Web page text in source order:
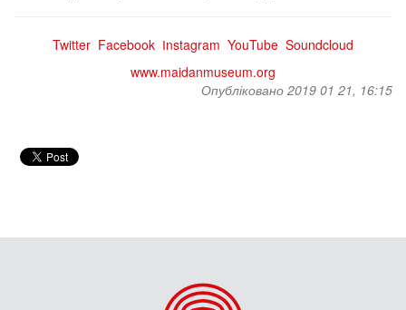
Twitter​ Facebook​ Іnstagram​ YouTube​ Soundcloud
www.maidanmuseum.org
Опубліковано 2019 01 21, 16:15